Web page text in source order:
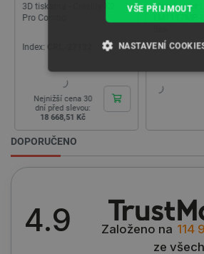
Stabilizátor LDO 3,3 V
LM1117MP - SMD SOT223 -
Index:
Aeotec
Wave/
Matter
Index:ZWV-
DOPORUČENO
4.9 Založeno na 114
ze
VŠE PŘIJMOUT
NASTAVENÍ
VÝKONOVÉ SOUBORY
Nezbytně nutné soubory